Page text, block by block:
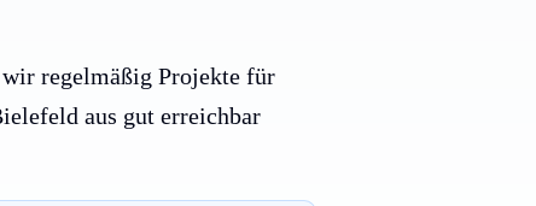
regelmäßig Projekte für
aus gut erreichbar